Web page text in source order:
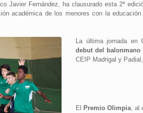
Javier Fernández, ha clausurado esta 2ª
académica de los menores con la
La última jornada en
debut del balonmano
CEIP Madrigal y
El Premio Olimpia, al